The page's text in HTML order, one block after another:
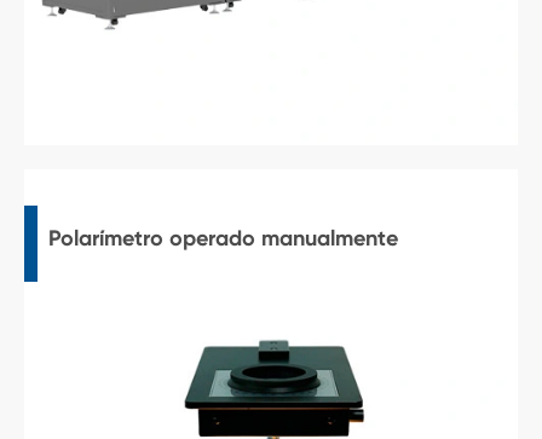
Polarímetro operado manualmente